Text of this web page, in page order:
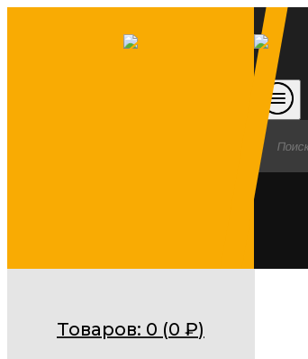
Товаров: 0 (0 ₽)